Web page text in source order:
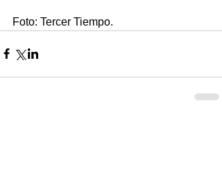
Foto: Tercer Tiempo.